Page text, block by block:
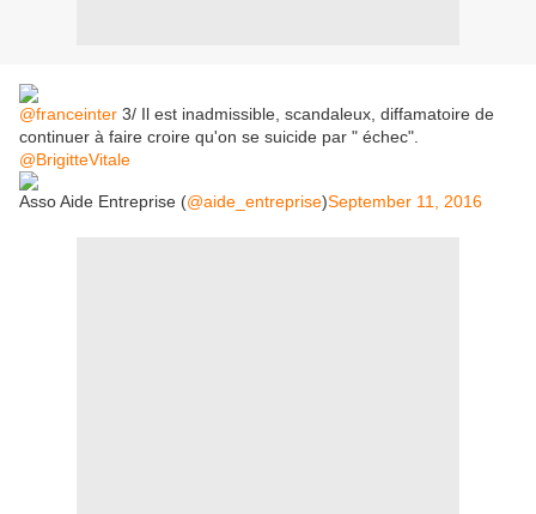
@franceinter 3/ Il est inadmissible, scandaleux, diffamatoire de
continuer à faire croire qu'on se suicide par " échec".
@BrigitteVitale
Asso Aide Entreprise (@aide_entreprise)September 11, 2016